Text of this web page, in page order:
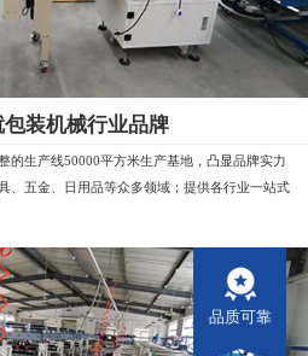
包装机械行业品牌
的生产线50000平方米生产基地，凸显品牌实力
、五金、日用品等众多领域；提供各行业一站式
品质可靠